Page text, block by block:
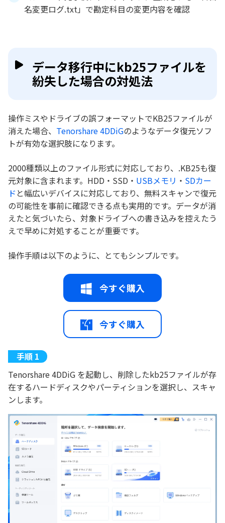
名変更ログ.txt」で勘定科目の変更内容を確認
データ移行中にkb25ファイルを
紛失した場合の対処法
操作ミスやドライブの誤フォーマットでKB25ファイルが
消えた場合、 Tenorshare 4DDiGのようなデータ復元ソフ
トが有効な選択肢になります。
2000種類以上のファイル形式に対応しており、.KB25も復
元対象に含まれます。HDD・SSD・ USBメモリ ・ SDカー
ド と幅広いデバイスに対応しており、無料スキャンで復元
の可能性を事前に確認できる点も実用的です。データが消
えたと気づいたら、対象ドライブへの書き込みを控えたう
えで早めに対処することが重要です。
操作手順は以下のように、とてもシンプルです。
今すぐ購入
今すぐ購入
Tenorshare 4DDiG を起動し、削除したkb25ファイルが存
在するハードディスクやパーティションを選択し、スキャ
ンします。